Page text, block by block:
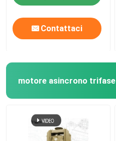
Contattaci
motore asincrono trifase